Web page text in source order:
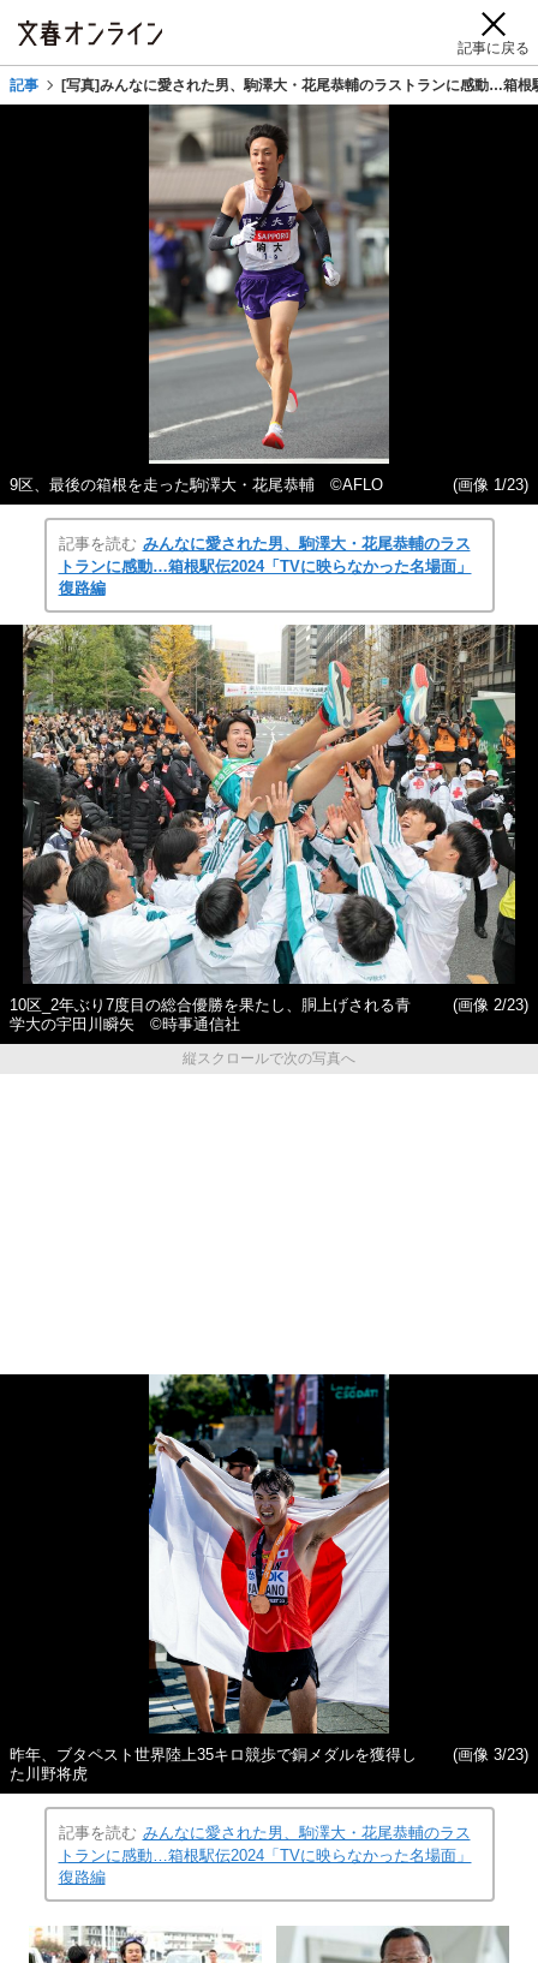
記事に戻る
記事 [写真]みんなに愛された男、駒澤大・花尾恭輔のラストランに感動…箱
9区、最後の箱根を走った駒澤大・花尾恭輔 ©️AFLO (画像 1/23)
記事を読む みんなに愛された男、駒澤大・花尾恭輔のラス
トランに感動…箱根駅伝2024「TVに映らなかった名場面」
復路編
10区_2年ぶり7度目の総合優勝を果たし、胴上げされる青
学大の宇田川瞬矢 ©️時事通信社
(画像 2/23)
縦スクロールで次の写真へ
昨年、ブタペスト世界陸上35キロ競歩で銅メダルを獲得し
た川野将虎
(画像 3/23)
記事を読む みんなに愛された男、駒澤大・花尾恭輔のラス
トランに感動…箱根駅伝2024「TVに映らなかった名場面」
復路編